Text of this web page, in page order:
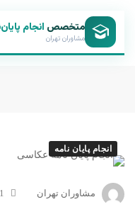
متخصص انجام
مشاوران تهران
انجام پایان نامه
مشاوران تهران